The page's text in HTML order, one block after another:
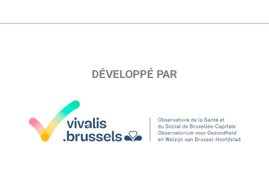
DÉVELOPPÉ PAR